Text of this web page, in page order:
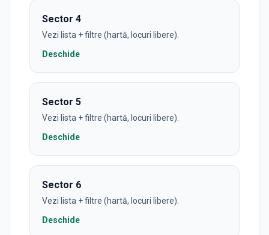
Sector 4
Vezi lista + filtre (hartă, locuri libere).
Deschide
Sector 5
Vezi lista + filtre (hartă, locuri libere).
Deschide
Sector 6
Vezi lista + filtre (hartă, locuri libere).
Deschide